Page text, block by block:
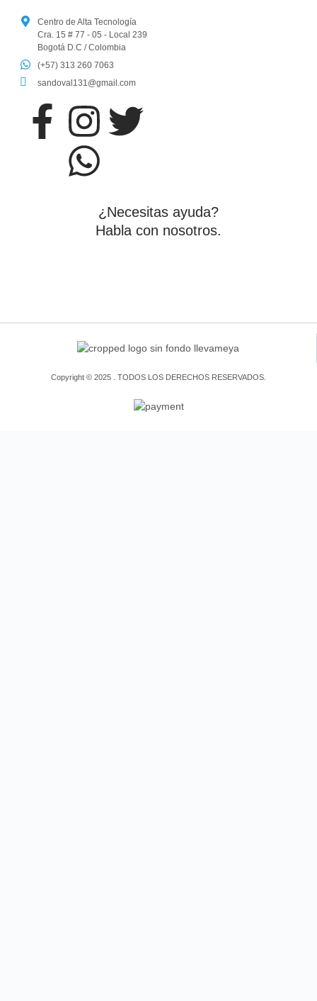
Centro de Alta Tecnología
Cra. 15 # 77 - 05 - Local 239
Bogotá D.C / Colombia
(+57) 313 260 7063
sandoval131@gmail.com
¿Necesitas ayuda?
Habla con nosotros.
Copyright © 2025 . TODOS LOS DERECHOS RESERVADOS.